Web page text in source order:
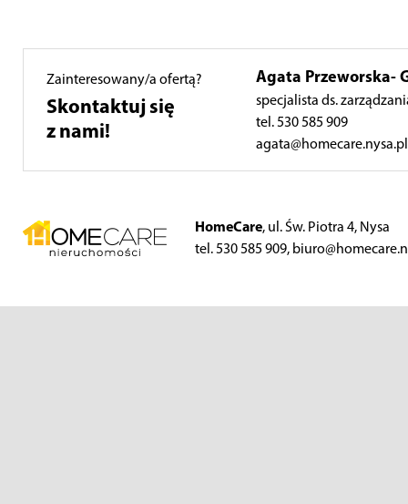
Zainteresowany/a ofertą?
Skontaktuj się
z nami!
Agata Przeworska-
specjalista ds.
tel. 530 585 909
agata@homecare.nysa.pl
HomeCare, ul. Św. Piotra 4, Nysa
tel. 530 585 909,